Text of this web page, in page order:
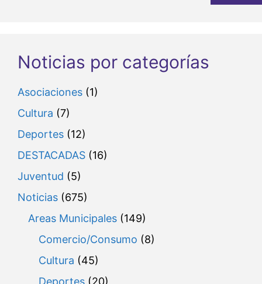
Noticias por categorías
Asociaciones (1)
Cultura (7)
Deportes (12)
DESTACADAS (16)
Juventud (5)
Noticias (675)
Areas Municipales (149)
Comercio/Consumo (8)
Cultura (45)
Deportes (20)